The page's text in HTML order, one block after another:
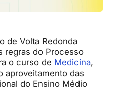
de Volta Redonda
regras do Processo
o curso de Medicina,
aproveitamento das
do Ensino Médio